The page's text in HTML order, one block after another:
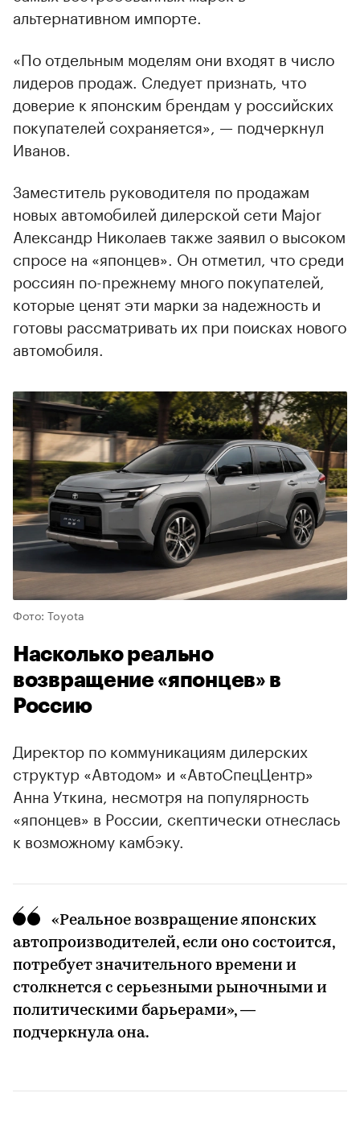
альтернативном импорте.
«По отдельным моделям они входят в число
лидеров продаж. Следует признать, что
доверие к японским брендам у российских
покупателей сохраняется», — подчеркнул
Иванов.
Заместитель руководителя по продажам
новых автомобилей дилерской сети Major
Александр Николаев также заявил о высоком
спросе на «японцев». Он отметил, что среди
россиян по-прежнему много покупателей,
которые ценят эти марки за надежность и
готовы рассматривать их при поисках нового
автомобиля.
Фото: Toyota
Насколько реально
возвращение «японцев» в
Россию
Директор по коммуникациям дилерских
структур «Автодом» и «АвтоСпецЦентр»
Анна Уткина, несмотря на популярность
«японцев» в России, скептически отнеслась
к возможному камбэку.
«Реальное возвращение японских
автопроизводителей, если оно состоится,
потребует значительного времени и
столкнется с серьезными рыночными и
политическими барьерами», —
подчеркнула она.